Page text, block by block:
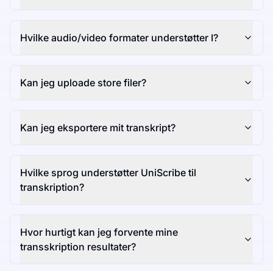
Hvilke audio/video formater understøtter I?
Kan jeg uploade store filer?
Kan jeg eksportere mit transkript?
Hvilke sprog understøtter UniScribe til
transkription?
Hvor hurtigt kan jeg forvente mine
transskription resultater?